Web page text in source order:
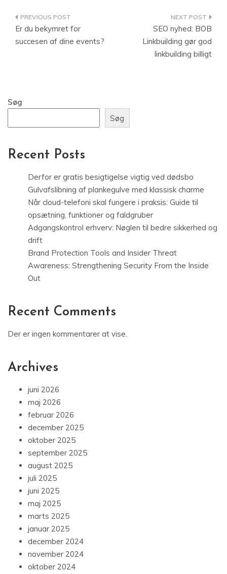
Indlægsnavigation
Er du bekymret for
succesen af dine events?
SEO nyhed: BOB
Linkbuilding gør god
linkbuilding billigt
Søg
Søg
Recent Posts
Derfor er gratis besigtigelse vigtig ved dødsbo
Gulvafslibning af plankegulve med klassisk charme
Når cloud-telefoni skal fungere i praksis: Guide til
opsætning, funktioner og faldgruber
Adgangskontrol erhverv: Nøglen til bedre sikkerhed og
drift
Brand Protection Tools and Insider Threat
Awareness: Strengthening Security From the Inside
Out
Recent Comments
Der er ingen kommentarer at vise.
Archives
juni 2026
maj 2026
februar 2026
december 2025
oktober 2025
september 2025
august 2025
juli 2025
juni 2025
maj 2025
marts 2025
januar 2025
december 2024
november 2024
oktober 2024